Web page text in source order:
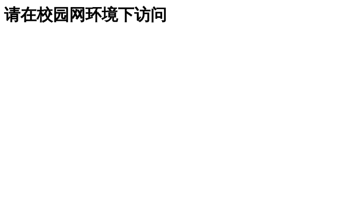
请在校园网环境下访问